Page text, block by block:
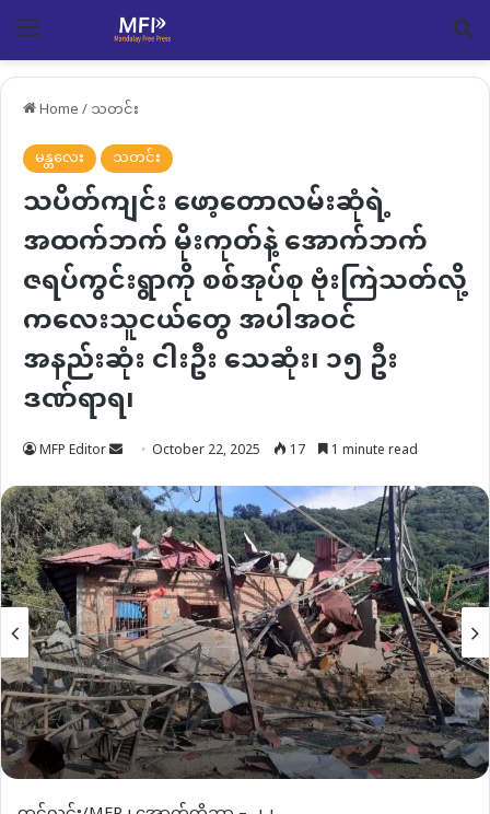
Menu
Home/သတင်း
မန္တလေး
သတင်း
သပိတ်ကျင်း ဖော့တောလမ်းဆုံရဲ့
အထက်ဘက် မိုးကုတ်နဲ့ အောက်ဘက်
ဇရပ်ကွင်းရွာကို စစ်အုပ်စု ဗုံးကြဲသတ်လို့
ကလေးသူငယ်တွေ အပါအဝင်
အနည်းဆုံး ငါးဦး သေဆုံး၊ ၁၅ ဦး
ဒဏ်ရာရ၊
MFP Editor Send
email
October 22, 2025 17 1 minute read